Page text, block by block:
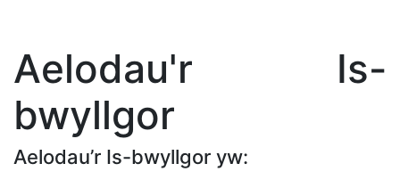
Aelodau'r Is-
bwyllgor
Aelodau’r Is-bwyllgor yw: